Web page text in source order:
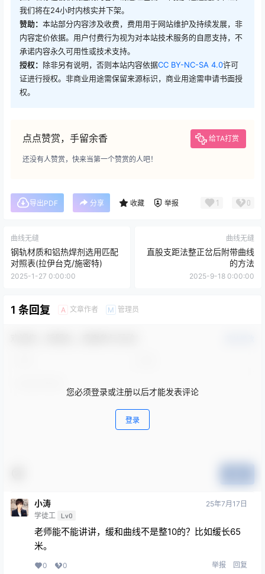
我们将在24小时内核实并下架。
赞助： 本站部分内容涉及收费，费用用于网站维护及持续发展，非
内容定价依据。用户付费行为视为对本站技术服务的自愿支持，不
承诺内容永久可用性或技术支持。
授权： 除非另有说明，否则本站内容依据CC BY-NC-SA 4.0许可
证进行授权。非商业用途需保留来源标识，商业用途需申请书面授
权。
点点赞赏，手留余香 给TA打赏
还没有人赞赏，快来当第一个赞赏的人吧！
导出PDF 分享 收藏 举报 1 0
曲线无缝
钢轨材质和铝热焊剂选用匹配
对照表(拉伊台克/施密特)
2025-1-27 0:00:00
曲线无缝
直股支距法整正岔后附带曲线
的方法
2025-9-18 0:00:00
1 条回复 A 文章作者 M 管理员
您必须登录或注册以后才能发表评论
登录
小涛
学徒工 Lv0
25年7月17日
老师能不能讲讲，缓和曲线不是整10的？比如缓长65
米。
0 0 举报 回复